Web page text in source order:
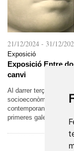
21/12/2024 - 31/12/
Exposició
Exposició Entre
canvi
Al darrer terç del
socioeconòmiques
contemporani.
primeres galeries i el...